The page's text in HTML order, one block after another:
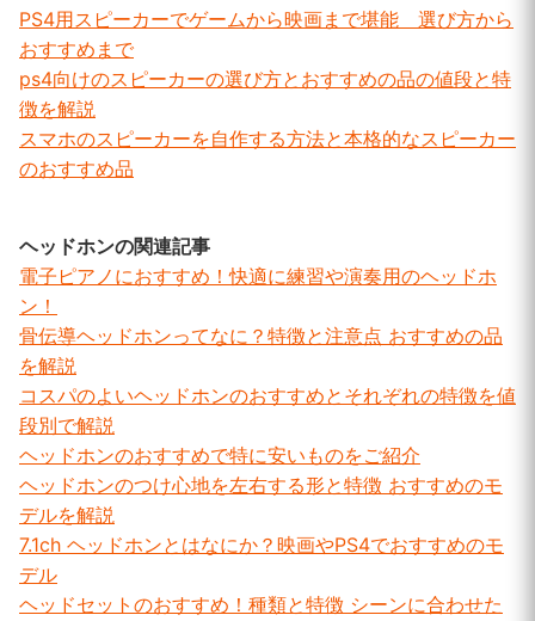
PS4用スピーカーでゲームから映画まで堪能 選び方から
おすすめまで
ps4向けのスピーカーの選び方とおすすめの品の値段と特
徴を解説
スマホのスピーカーを自作する方法と本格的なスピーカー
のおすすめ品
ヘッドホンの関連記事
電子ピアノにおすすめ！快適に練習や演奏用のヘッドホ
ン！
骨伝導ヘッドホンってなに？特徴と注意点 おすすめの品
を解説
コスパのよいヘッドホンのおすすめとそれぞれの特徴を値
段別で解説
ヘッドホンのおすすめで特に安いものをご紹介
ヘッドホンのつけ心地を左右する形と特徴 おすすめのモ
デルを解説
7.1ch ヘッドホンとはなにか？映画やPS4でおすすめのモ
デル
ヘッドセットのおすすめ！種類と特徴 シーンに合わせた